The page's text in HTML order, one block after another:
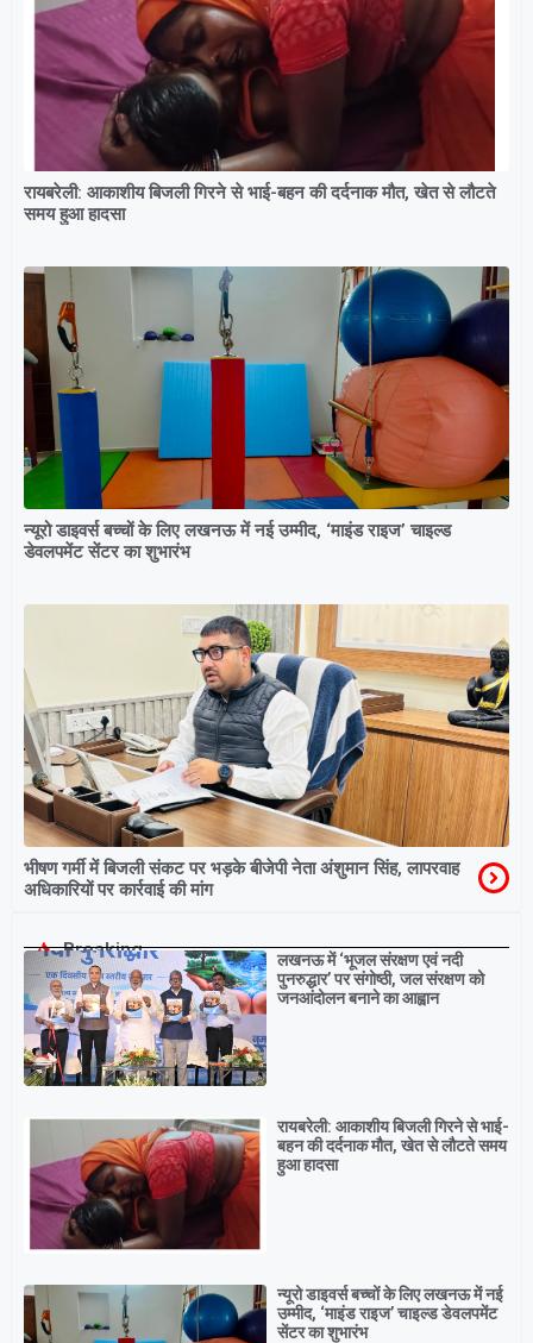
रायबरेली: आकाशीय बिजली गिरने से भाई-बहन की दर्दनाक मौत, खेत से लौटते
समय हुआ हादसा
न्यूरो डाइवर्स बच्चों के लिए लखनऊ में नई उम्मीद, ‘माइंड राइज’ चाइल्ड
डेवलपमेंट सेंटर का शुभारंभ
भीषण गर्मी में बिजली संकट पर भड़के बीजेपी नेता अंशुमान सिंह, लापरवाह
अधिकारियों पर कार्रवाई की मांग
Breaking
लखनऊ में ‘भूजल संरक्षण एवं नदी
पुनरुद्धार’ पर संगोष्ठी, जल संरक्षण को
जनआंदोलन बनाने का आह्वान
रायबरेली: आकाशीय बिजली गिरने से भाई-
बहन की दर्दनाक मौत, खेत से लौटते समय
हुआ हादसा
न्यूरो डाइवर्स बच्चों के लिए लखनऊ में नई
उम्मीद, ‘माइंड राइज’ चाइल्ड डेवलपमेंट
सेंटर का शुभारंभ